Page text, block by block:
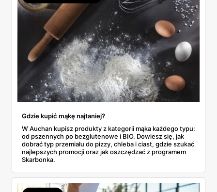
Gdzie kupić mąkę najtaniej?
W Auchan kupisz produkty z kategorii mąka każdego typu:
od pszennych po bezglutenowe i BIO. Dowiesz się, jak
dobrać typ przemiału do pizzy, chleba i ciast, gdzie szukać
najlepszych promocji oraz jak oszczędzać z programem
Skarbonka.